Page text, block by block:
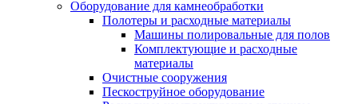
Оборудование для камнеобработки
Полотеры и расходные материалы
Машины полировальные для полов
Комплектующие и расходные
материалы
Очистные сооружения
Пескоструйное оборудование